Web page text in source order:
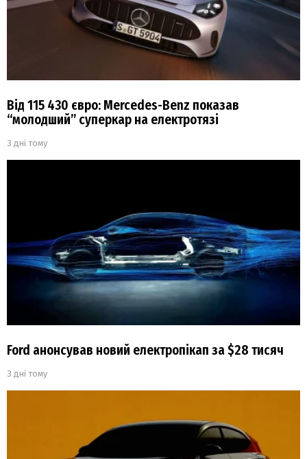
Від 115 430 євро: Mercedes-Benz показав
“молодший” суперкар на електротязі
3 дні тому
Ford анонсував новий електропікап за $28 тисяч
3 дні тому